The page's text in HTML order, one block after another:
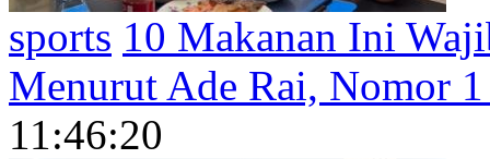
sports 10 Makanan Ini
Menurut Ade Rai, Nomor
11:46:20